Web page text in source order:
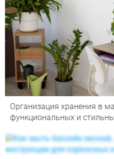
Организация хранения в
функциональных и